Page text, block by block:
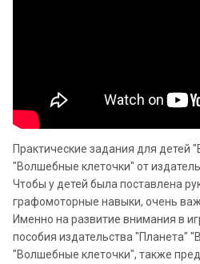
Практические задания для детей
"Волшебные клеточки" от
Чтобы у детей была поставлена
графомоторные навыки, очень
Именно на развитие внимания в
пособия издательства "Планета"
"Волшебные клеточки", также